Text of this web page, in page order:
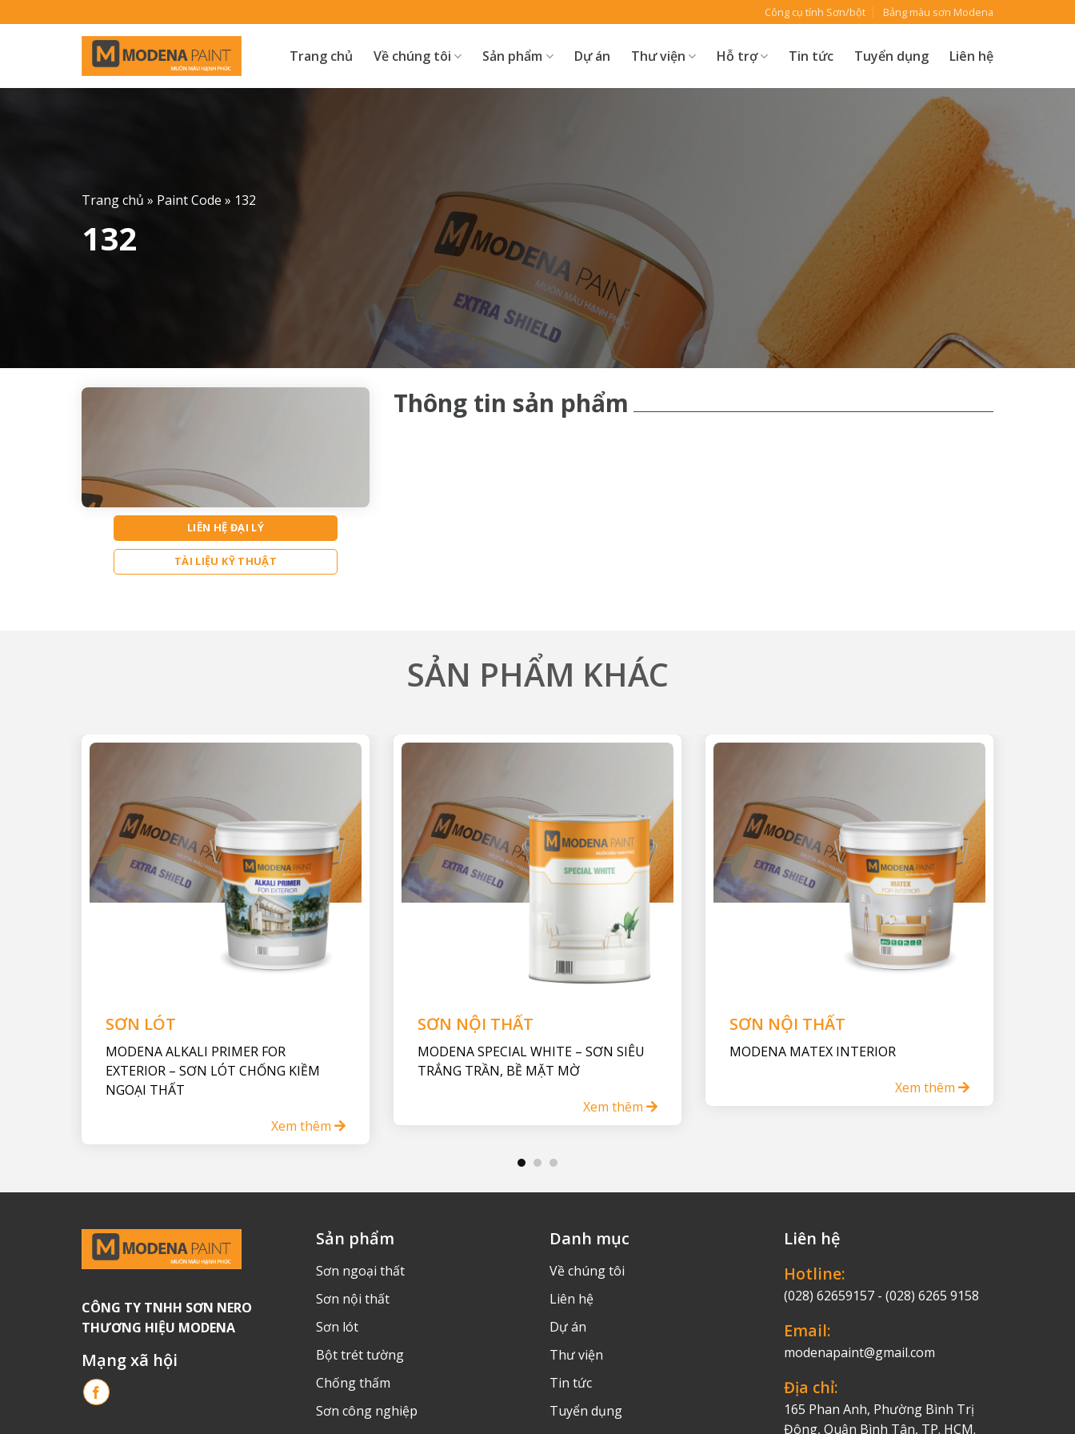
to
Công cụ tính Sơn/bột Bảng màu sơn Modena
Trang chủ Về chúng tôi Sản phẩm Dự án Thư viện Hỗ trợ Tin tức Tuyển dụng Liên hệ
Trang chủ » Paint Code » 132
132
LIÊN HỆ ĐẠI LÝ
TÀI LIỆU KỸ THUẬT
Thông tin sản phẩm
SẢN PHẨM KHÁC
SƠN LÓT
MODENA ALKALI PRIMER FOR
EXTERIOR – SƠN LÓT CHỐNG KIỀM
NGOẠI THẤT
Xem thêm
SƠN NỘI THẤT
MODENA SPECIAL WHITE – SƠN SIÊU
TRẮNG TRẦN, BỀ MẶT MỜ
Xem thêm
SƠN NỘI THẤT
MODENA MATEX INTERIOR
Xem thêm
CÔNG TY TNHH SƠN NERO
THƯƠNG HIỆU MODENA
Mạng xã hội
Sản phẩm
Sơn ngoại thất
Sơn nội thất
Sơn lót
Bột trét tường
Chống thấm
Sơn công nghiệp
Danh mục
Về chúng tôi
Liên hệ
Dự án
Thư viện
Tin tức
Tuyển dụng
Liên hệ
Hotline:
(028) 62659157 - (028) 6265 9158
Email:
modenapaint@gmail.com
Địa chỉ:
165 Phan Anh, Phường Bình Trị
Đông, Quận Bình Tân, TP. HCM.